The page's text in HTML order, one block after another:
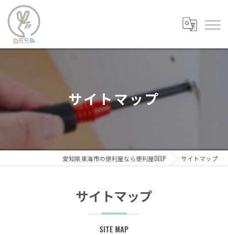
サイトマップ
愛知県東海市の便利屋なら便利屋DEEP サイトマップ
SITE MAP
サイトマップ